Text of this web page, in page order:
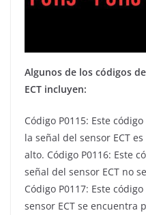
Algunos de los códigos
ECT incluyen:
Código P0115: Este
la señal del sensor ECT
alto. Código P0116: Este
señal del sensor ECT no
Código P0117: Este
sensor ECT se encuentra